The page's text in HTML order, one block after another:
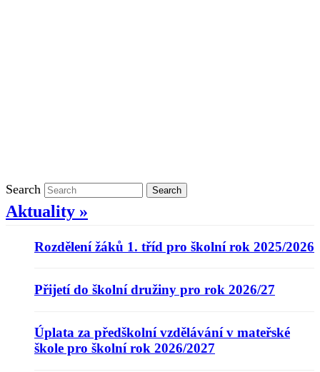
Search Search
Aktuality »
Rozdělení žáků 1. tříd pro školní rok 2025/2026
Přijetí do školní družiny pro rok 2026/27
Úplata za předškolní vzdělávání v mateřské
škole pro školní rok 2026/2027